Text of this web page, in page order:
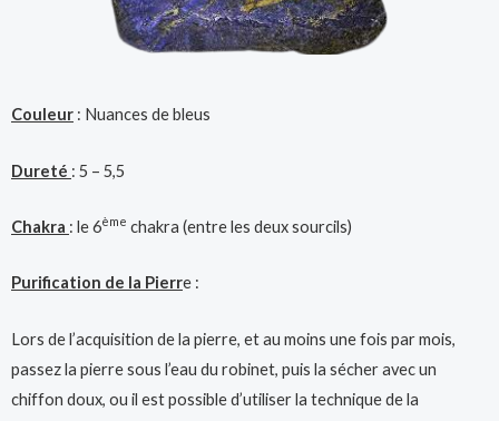
Couleur : Nuances de bleus
Dureté : 5 – 5,5
Chakra : le 6ème chakra (entre les deux sourcils)
Purification de la Pierre :
Lors de l’acquisition de la pierre, et au moins une fois par mois,
passez la pierre sous l’eau du robinet, puis la sécher avec un
chiffon doux, ou il est possible d’utiliser la technique de la